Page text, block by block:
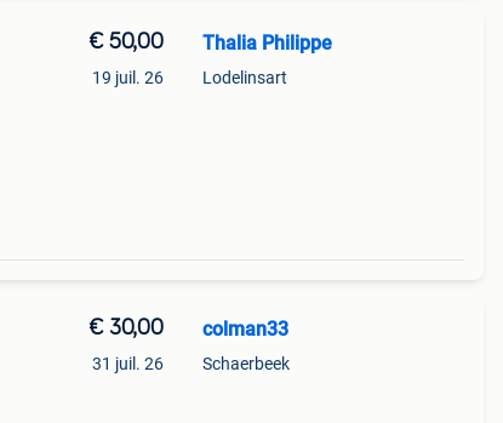
€ 50,00
19 juil. 26
Thalia Philippe
Lodelinsart
€ 30,00
31 juil. 26
colman33
Schaerbeek